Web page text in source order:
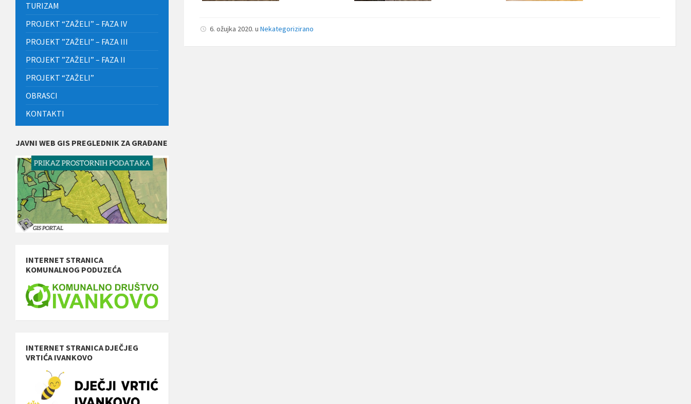
6. ožujka 2020.uNekategorizirano
TURIZAM
PROJEKT “ZAŽELI” – FAZA IV
PROJEKT ”ZAŽELI” – FAZA III
PROJEKT ”ZAŽELI” – FAZA II
PROJEKT “ZAŽELI”
OBRASCI
KONTAKTI
JAVNI WEB GIS PREGLEDNIK ZA GRAĐANE
INTERNET STRANICA
KOMUNALNOG PODUZEĆA
INTERNET STRANICA DJEČJEG
VRTIĆA IVANKOVO